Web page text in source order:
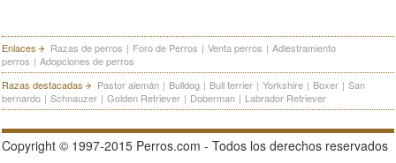
Enlaces Razas de perros | Foro de Perros | Venta perros | Adiestramiento
perros | Adopciones de perros
Razas destacadas
Pastor alemán | Bulldog | Bull terrier | Yorkshire | Boxer | San
bernardo | Schnauzer | Golden Retriever | Doberman | Labrador Retriever
Copyright © 1997-2015 Perros.com - Todos los derechos reservados